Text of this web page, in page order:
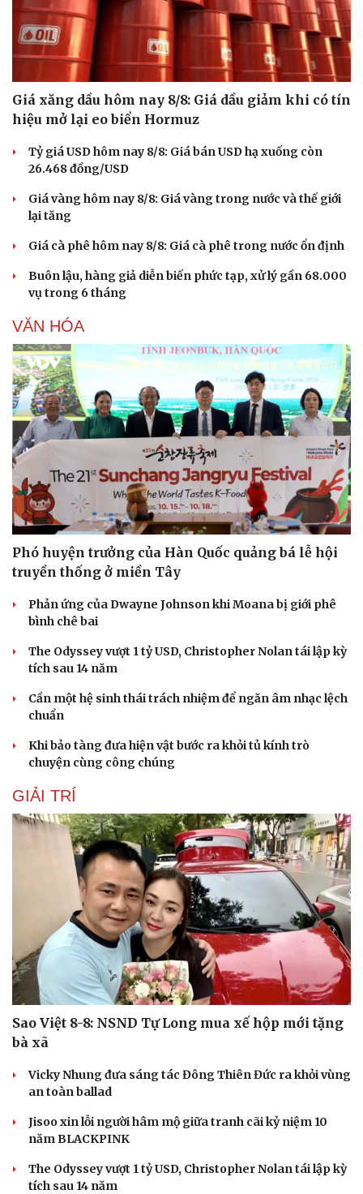
Du lịch
Tư vấn
Săn Tour
check-in
Podcast
Câu chuyện thời sự
Đọc truyện đêm khuya
Cửa sổ tình yêu
Kể chuyện cho bé
Giá xăng dầu hôm nay 8/8: Giá dầu giảm khi có tín
hiệu mở lại eo biển Hormuz
Tỷ giá USD hôm nay 8/8: Giá bán USD hạ xuống còn
26.468 đồng/USD
Giá vàng hôm nay 8/8: Giá vàng trong nước và thế giới
lại tăng
Giá cà phê hôm nay 8/8: Giá cà phê trong nước ổn định
Buôn lậu, hàng giả diễn biến phức tạp, xử lý gần 68.000
vụ trong 6 tháng
VĂN HÓA
Phó huyện trưởng của Hàn Quốc quảng bá lễ hội
truyền thống ở miền Tây
Phản ứng của Dwayne Johnson khi Moana bị giới phê
bình chê bai
The Odyssey vượt 1 tỷ USD, Christopher Nolan tái lập kỳ
tích sau 14 năm
Cần một hệ sinh thái trách nhiệm để ngăn âm nhạc lệch
chuẩn
Khi bảo tàng đưa hiện vật bước ra khỏi tủ kính trò
chuyện cùng công chúng
GIẢI TRÍ
Sao Việt 8-8: NSND Tự Long mua xế hộp mới tặng
bà xã
Vicky Nhung đưa sáng tác Đông Thiên Đức ra khỏi vùng
an toàn ballad
Jisoo xin lỗi người hâm mộ giữa tranh cãi kỷ niệm 10
năm BLACKPINK
The Odyssey vượt 1 tỷ USD, Christopher Nolan tái lập kỳ
tích sau 14 năm